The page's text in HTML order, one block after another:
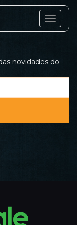
novidades do